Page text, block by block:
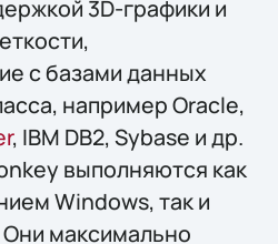
3D-графики и
с базами данных
например Oracle,
, IBM DB2, Sybase и др.
выполняются как
Windows, так и
максимально